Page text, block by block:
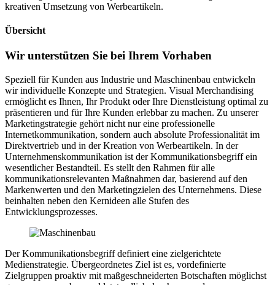
kreativen Umsetzung von Werbeartikeln.
Übersicht
Wir unterstützen Sie bei Ihrem Vorhaben
Speziell für Kunden aus Industrie und Maschinenbau entwickeln
wir individuelle Konzepte und Strategien. Visual Merchandising
ermöglicht es Ihnen, Ihr Produkt oder Ihre Dienstleistung optimal zu
präsentieren und für Ihre Kunden erlebbar zu machen. Zu unserer
Marketingstrategie gehört nicht nur eine professionelle
Internetkommunikation, sondern auch absolute Professionalität im
Direktvertrieb und in der Kreation von Werbeartikeln. In der
Unternehmenskommunikation ist der Kommunikationsbegriff ein
wesentlicher Bestandteil. Es stellt den Rahmen für alle
kommunikationsrelevanten Maßnahmen dar, basierend auf den
Markenwerten und den Marketingzielen des Unternehmens. Diese
beinhalten neben den Kernideen alle Stufen des
Entwicklungsprozesses.
Der Kommunikationsbegriff definiert eine zielgerichtete
Medienstrategie. Übergeordnetes Ziel ist es, vordefinierte
Zielgruppen proaktiv mit maßgeschneiderten Botschaften möglichst